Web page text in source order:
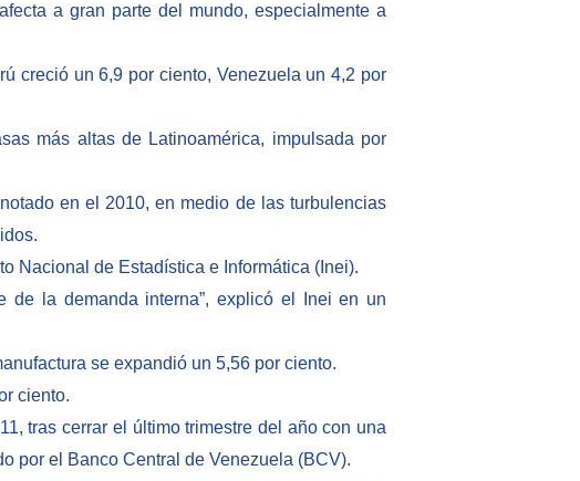
a gran parte del mundo, especialmente a
creció un 6,9 por ciento, Venezuela un 4,2 por
más altas de Latinoamérica, impulsada por
en el 2010, en medio de las turbulencias
Nacional de Estadística e Informática (Inei).
de la demanda interna”, explicó el Inei en un
se expandió un 5,56 por ciento.
ciento.
tras cerrar el último trimestre del año con una
por el Banco Central de Venezuela (BCV).